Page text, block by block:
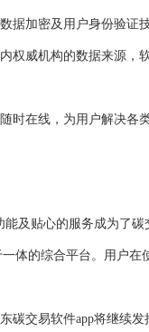
据加密及用户身份验证
权威机构的数据来源，
时在线，为用户解决各
能及贴心的服务成为了
体的综合平台。用户
碳交易软件app将继续